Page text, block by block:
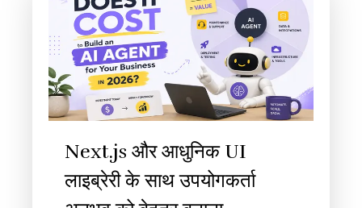
Next.js और आधुनिक UI
लाइब्रेरी के साथ उपयोगकर्ता